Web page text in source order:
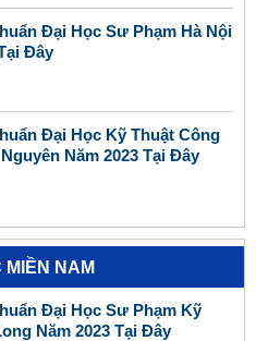
Đại Học Sư Phạm Hà Nội
Đây
Đại Học Kỹ Thuật Công
Năm 2023 Tại Đây
NAM
Đại Học Sư Phạm Kỹ
Năm 2023 Tại Đây